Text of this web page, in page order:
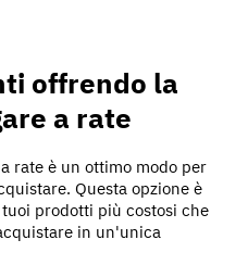
offrendo la
a rate
rate è un ottimo modo per
Questa opzione è
prodotti più costosi che
in un'unica